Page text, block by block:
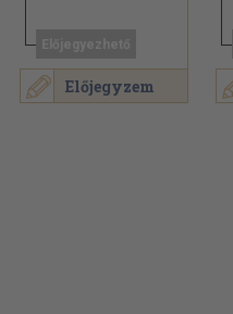
Előjegyzem